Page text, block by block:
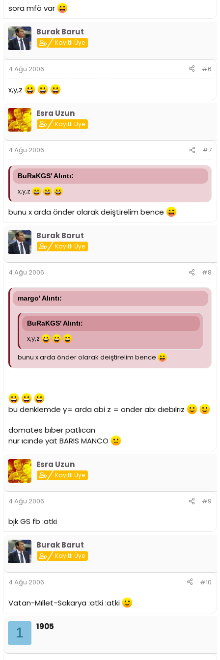
sora mfö var
Burak Barut
Kayıtlı Üye
4 Ağu 2006 #6
x,y,z
Esra Uzun
Kayıtlı Üye
4 Ağu 2006 #7
BuRaKGS' Alıntı:
x,y,z
bunu x arda önder olarak deiştirelim bence
Burak Barut
Kayıtlı Üye
4 Ağu 2006 #8
margo' Alıntı:
BuRaKGS' Alıntı:
x,y,z
bunu x arda önder olarak deiştirelim bence
bu denklemde y= arda abi z = onder abı dıebılrız
domates bıber patlıcan
nur ıcınde yat BARIS MANCO
Esra Uzun
Kayıtlı Üye
4 Ağu 2006 #9
bjk GS fb :atki
Burak Barut
Kayıtlı Üye
4 Ağu 2006 #10
Vatan-Mıllet-Sakarya :atki :atki
1 1905